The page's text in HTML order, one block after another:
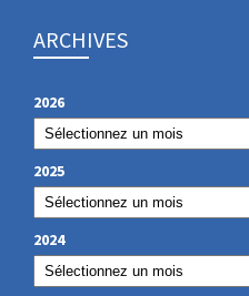
ARCHIVES
2026
2025
2024